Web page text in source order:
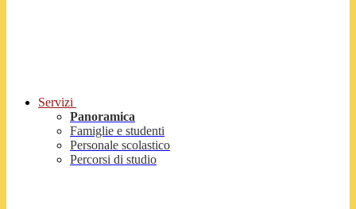
Servizi
Panoramica
Famiglie e studenti
Personale scolastico
Percorsi di studio